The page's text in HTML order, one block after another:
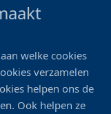
welke cookies
verzamelen
helpen ons de
Ook helpen ze